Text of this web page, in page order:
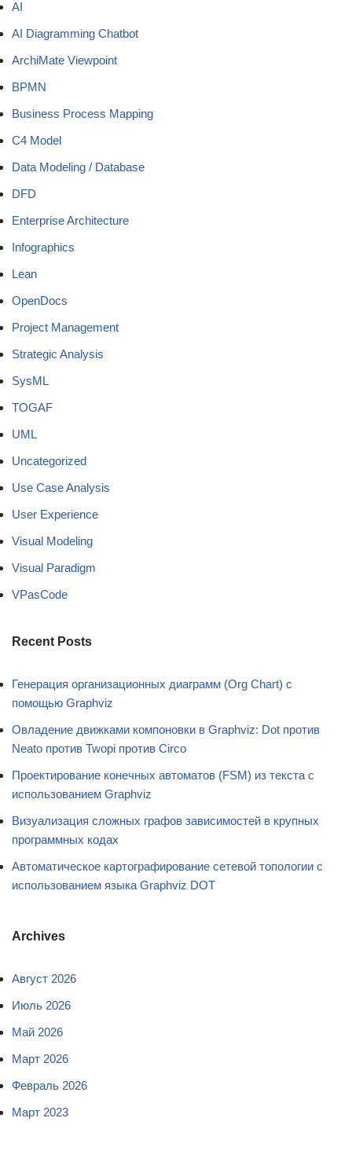
AI
AI Diagramming Chatbot
ArchiMate Viewpoint
BPMN
Business Process Mapping
C4 Model
Data Modeling / Database
DFD
Enterprise Architecture
Infographics
Lean
OpenDocs
Project Management
Strategic Analysis
SysML
TOGAF
UML
Uncategorized
Use Case Analysis
User Experience
Visual Modeling
Visual Paradigm
VPasCode
Recent Posts
Генерация организационных диаграмм (Org Chart) с
помощью Graphviz
Овладение движками компоновки в Graphviz: Dot против
Neato против Twopi против Circo
Проектирование конечных автоматов (FSM) из текста с
использованием Graphviz
Визуализация сложных графов зависимостей в крупных
программных кодах
Автоматическое картографирование сетевой топологии с
использованием языка Graphviz DOT
Archives
Август 2026
Июль 2026
Май 2026
Март 2026
Февраль 2026
Март 2023